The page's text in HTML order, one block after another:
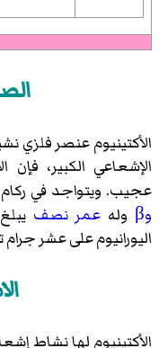
الأكتينيوم عنصر فلزي
الإشعاعي الكبير، فإن
عجيب. ويتواجد في
وβ
وله عمر نصف
اليورانيوم على عشر جرام
الأكتينيوم لها نشاط